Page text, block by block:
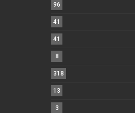
96
41
41
8
318
13
3